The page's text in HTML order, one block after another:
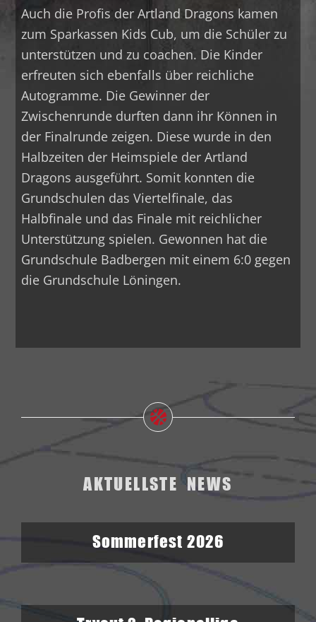
Auch die Profis der Artland Dragons kamen
zum Sparkassen Kids Cub, um die Schüler zu
unterstützen und zu coachen. Die Kinder
erfreuten sich ebenfalls über reichliche
Autogramme. Die Gewinner der
Zwischenrunde durften dann ihr Können in
der Finalrunde zeigen. Diese wurde in den
Halbzeiten der Heimspiele der Artland
Dragons ausgeführt. Somit konnten die
Grundschulen das Viertelfinale, das
Halbfinale und das Finale mit reichlicher
Unterstützung spielen. Gewonnen hat die
Grundschule Badbergen mit einem 6:0 gegen
die Grundschule Löningen.
AKTUELLSTE NEWS
Sommerfest 2026